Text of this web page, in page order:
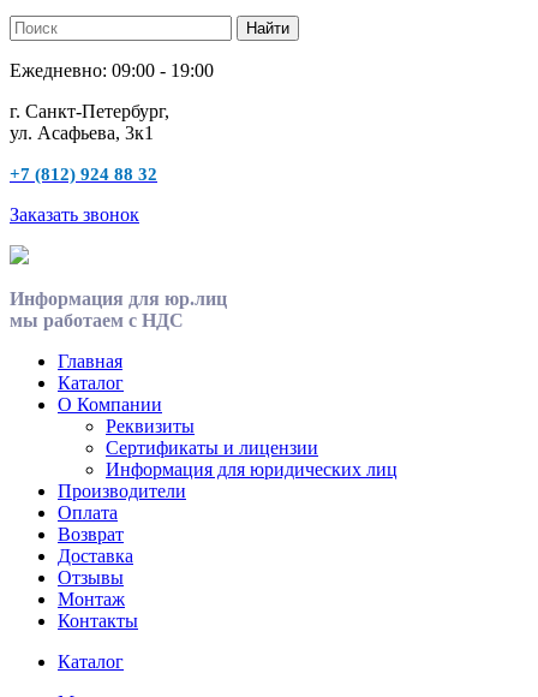
Ежедневно: 09:00 - 19:00
г. Санкт-Петербург,
ул. Асафьева, 3к1
+7 (812) 924 88 32
Заказать звонок
Информация для юр.лиц
мы работаем с НДС
Главная
Каталог
О Компании
Реквизиты
Сертификаты и лицензии
Информация для юридических лиц
Производители
Оплата
Возврат
Доставка
Отзывы
Монтаж
Контакты
Каталог